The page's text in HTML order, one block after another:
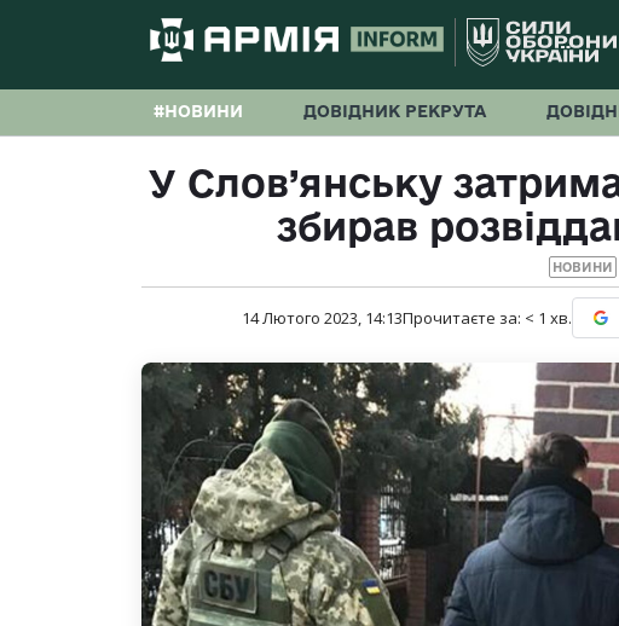
#НОВИНИ ДОВІДНИК РЕКРУТА
У Слов’янську
збирав
НОВИНИ
14 Лютого 2023, 14:13Прочитаєте за: < 1 хв.